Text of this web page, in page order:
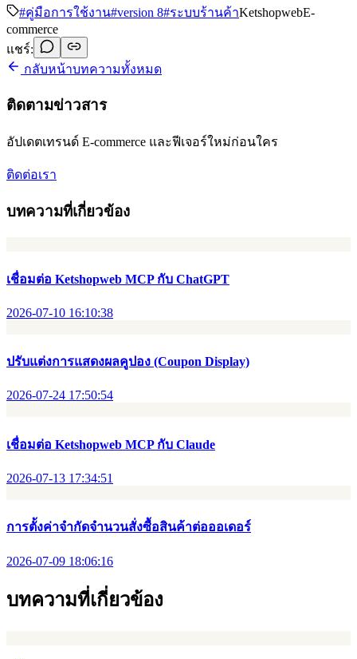
#คู่มือการใช้งาน#version 8#ระบบร้านค้าKetshopwebE-
commerce
แชร์:
กลับหน้าบทความทั้งหมด
ติดตามข่าวสาร
อัปเดตเทรนด์ E-commerce และฟีเจอร์ใหม่ก่อนใคร
ติดต่อเรา
บทความที่เกี่ยวข้อง
เชื่อมต่อ Ketshopweb MCP กับ ChatGPT
2026-07-10 16:10:38
ปรับแต่งการแสดงผลคูปอง (Coupon Display)
2026-07-24 17:50:54